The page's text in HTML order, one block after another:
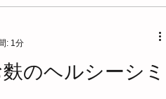
のヘルシーシミ
: 1分